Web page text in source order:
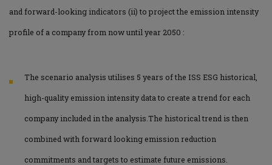
and forward-looking indicators (ii) to project the emission intensity
profile of a company from now until year 2050 :
The scenario analysis utilises 5 years of the ISS ESG historical,
high-quality emission intensity data to create a trend for each
company included in the analysis.The historical trend is then
combined with forward looking emission reduction
commitments and targets to estimate future emissions.